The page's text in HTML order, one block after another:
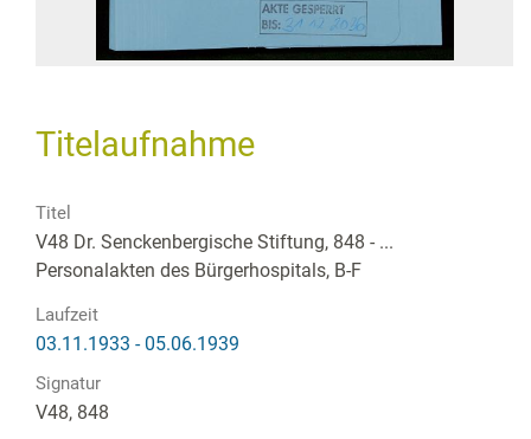
Titelaufnahme
Titel
V48 Dr. Senckenbergische Stiftung, 848 - ...
Personalakten des Bürgerhospitals, B-F
Laufzeit
03.11.1933 - 05.06.1939
Signatur
V48, 848